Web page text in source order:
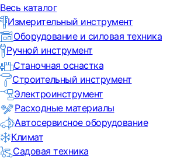
Весь каталог
Измерительный инструмент
Оборудование и силовая техника
Ручной инструмент
Станочная оснастка
Строительный инструмент
Электроинструмент
Расходные материалы
Автосервисное оборудование
Климат
Садовая техника